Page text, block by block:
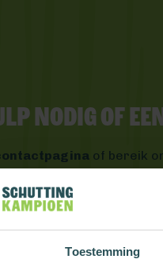
Toestemming
nodig of
of bereik
0492 - 313 008
je graag verder
binnen één werkdag